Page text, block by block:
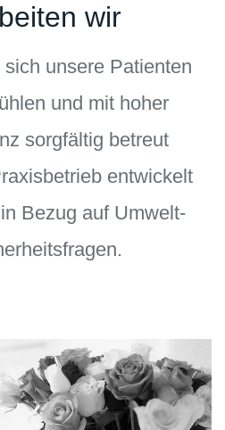
Dietikon
Baar
Goldau
Altdorf
wir
unsere Patienten
und mit hoher
sorgfältig betreut
entwickelt
Bezug auf Umwelt-